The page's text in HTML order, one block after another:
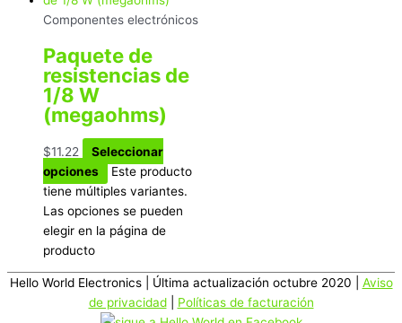
Componentes electrónicos
Paquete de
resistencias de
1/8 W
(megaohms)
$11.22
Seleccionar
opciones
Este producto
tiene múltiples variantes.
Las opciones se pueden
elegir en la página de
producto
Hello World Electronics| Última actualización octubre 2020 | Aviso
de privacidad| Políticas de facturación